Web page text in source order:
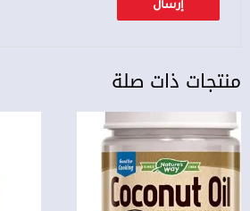
منتجات ذات صلة